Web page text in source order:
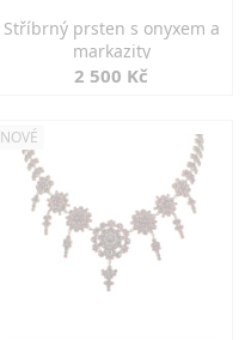
Stříbrný prsten s onyxem a
markazity
2 500 Kč
NOVÉ